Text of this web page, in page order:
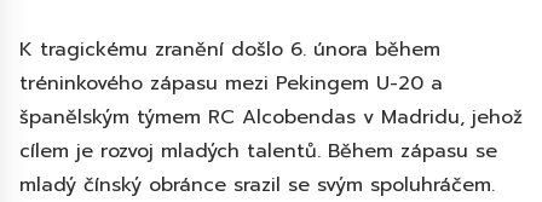
K tragickému zranění došlo 6. února během
tréninkového zápasu mezi Pekingem U-20 a
španělským týmem RC Alcobendas v Madridu, jehož
cílem je rozvoj mladých talentů. Během zápasu se
mladý čínský obránce srazil se svým spoluhráčem.